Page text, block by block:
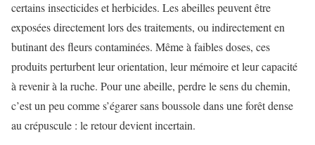
certains insecticides et herbicides. Les abeilles peuvent être
exposées directement lors des traitements, ou indirectement en
butinant des fleurs contaminées. Même à faibles doses, ces
produits perturbent leur orientation, leur mémoire et leur capacité
à revenir à la ruche. Pour une abeille, perdre le sens du chemin,
c’est un peu comme s’égarer sans boussole dans une forêt dense
au crépuscule : le retour devient incertain.